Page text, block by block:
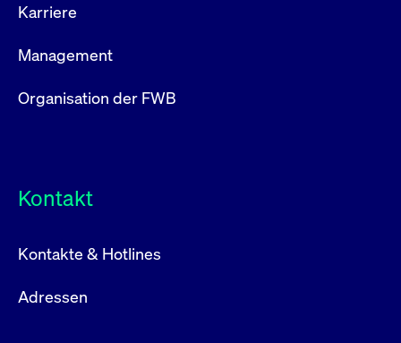
Karriere
Management
Organisation der FWB
Kontakt
Kontakte & Hotlines
Adressen